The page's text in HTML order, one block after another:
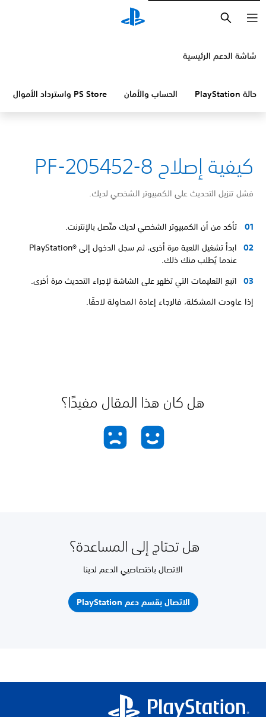
شاشة الدعم الرئيسية
حالة PlayStation الحساب والأمان PS Store واسترداد الأموال
كيفية إصلاح PF-205452-8
فشل تنزيل التحديث على الكمبيوتر الشخصي لديك.
تأكد من أن الكمبيوتر الشخصي لديك متّصل بالإنترنت.
ابدأ تشغيل اللعبة مرة أخرى، ثم سجل الدخول إلى PlayStation®‎
عندما يُطلب منك ذلك.
اتبع التعليمات التي تظهر على الشاشة لإجراء التحديث مرة أخرى.
إذا عاودت المشكلة، فالرجاء إعادة المحاولة لاحقًا.
هل كان هذا المقال مفيدًا؟
هل تحتاج إلى المساعدة؟
الاتصال باختصاصيي الدعم لدينا
الاتصال بقسم دعم PlayStation